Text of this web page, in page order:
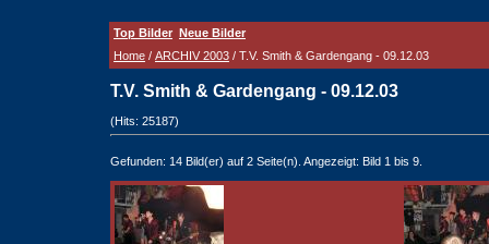
Top Bilder Neue Bilder
Home / ARCHIV 2003 / T.V. Smith & Gardengang - 09.12.03
T.V. Smith & Gardengang - 09.12.03
(Hits: 25187)
Gefunden: 14 Bild(er) auf 2 Seite(n). Angezeigt: Bild 1 bis 9.